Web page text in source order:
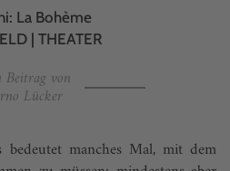
La Bohème
| THEATER
Beitrag von
Lücker
manches Mal, mit dem